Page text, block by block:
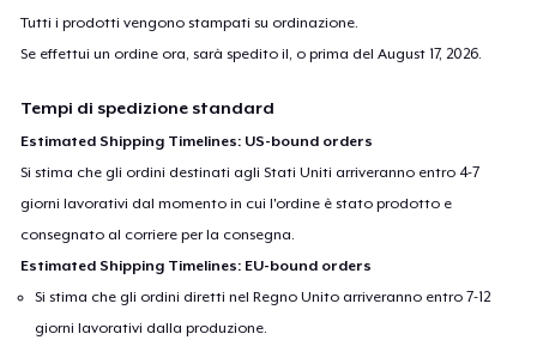
Tutti i prodotti vengono stampati su ordinazione.
Se effettui un ordine ora, sarà spedito il, o prima delAugust 17, 2026
Tempi di spedizione standard
Estimated Shipping Timelines: US-bound orders
Si stima che gli ordini destinati agli Stati Uniti arriveranno entro 4-7
giorni lavorativi dal momento in cui l'ordine è stato prodotto e
consegnato al corriere per la consegna.
Estimated Shipping Timelines: EU-bound orders
Si stima che gli ordini diretti nel Regno Unito arriveranno entro 7-12
giorni lavorativi dalla produzione.